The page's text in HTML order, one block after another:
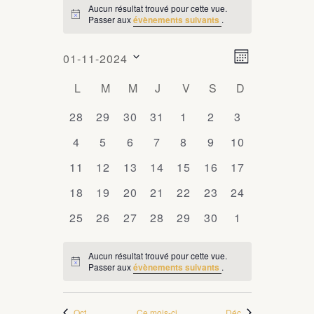
ÉVÈNEMENTS
Notice
Aucun résultat trouvé pour cette vue.
Passer auxévènements suivants .
N
a
i
g
a
t
i
p
N
v
a
t
o
u
e
Mois
01-11-2024
une
date.
C
a
e
r
LLUNDI
M MARDI
MMERCREDI
J JEUDI
V VENDREDI
S SAMEDI
D
0
évènements
28
0
évènements
29
0
évènements
30
0
évènements
31
0
évènements
1
0
évènements
2
0
évènements
3
0
évènements
4
0
évènements
5
0
évènements
6
0
évènements
7
0
évènements
8
0
évènements
9
0
évènements
10
0
évènements
11
0
évènements
12
0
évènements
13
0
évènements
14
0
évènements
15
0
évènements
16
0
évènements
17
0
évènements
18
0
évènements
19
0
évènements
20
0
évènements
21
0
évènements
22
0
évènements
23
0
évènements
24
0
25
0
26
0
27
0
28
0
29
0
30
0
1
Notice
Aucun résultat trouvé pour cette vue.
Passer auxévènements suivants .